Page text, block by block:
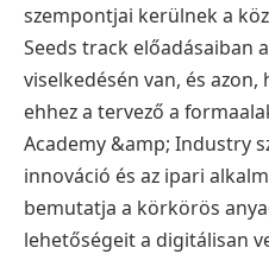
szempontjai kerülnek a
Seeds track előadásaiban
viselkedésén van, és
ehhez a tervező a
Academy &amp; Industry
innováció és az ipari
bemutatja a körkörös
lehetőségeit a digitálisan